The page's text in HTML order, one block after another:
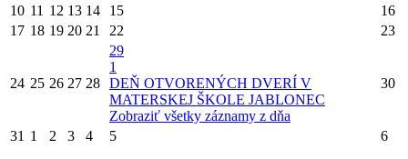
10 11 12 13 14 15
16
17 18 19 20 21 22 23
24 25 26 27 28
29
1
DEŇ OTVORENÝCH DVERÍ V
MATERSKEJ ŠKOLE JABLONEC
Zobraziť všetky záznamy z dňa
30
31 1 2 3 4 5 6